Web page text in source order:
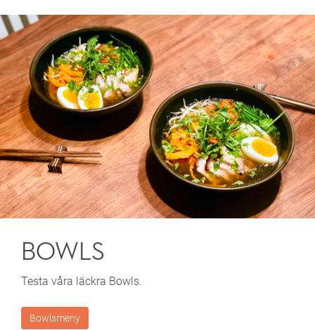
BOWLS
Testa våra läckra Bowls.
Bowlsmeny